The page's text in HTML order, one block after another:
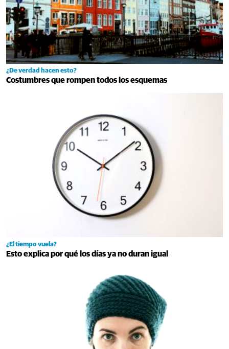
¿De verdad hacen esto?
Costumbres que rompen todos los esquemas
¿El tiempo vuela?
Esto explica por qué los días ya no duran igual